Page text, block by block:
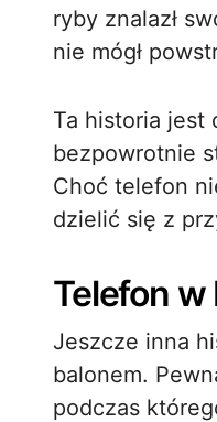
ryby znalazł
nie mógł
Ta historia jest
bezpowrotnie
Choć telefon
dzielić się z
Telefon w
Jeszcze inna
balonem.
podczas